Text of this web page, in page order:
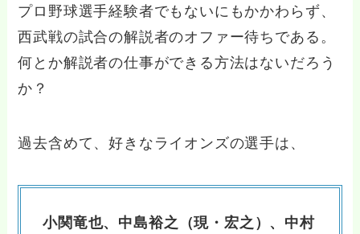
プロ野球選手経験者でもないにもかかわらず、
西武戦の試合の解説者のオファー待ちである。
何とか解説者の仕事ができる方法はないだろう
か？
過去含めて、好きなライオンズの選手は、
小関竜也、中島裕之（現・宏之）、中村